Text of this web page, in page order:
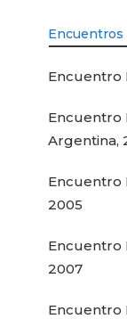
Encuentro
Encuentro
Argentina,
Encuentro
2005
Encuentro
2007
Encuentro